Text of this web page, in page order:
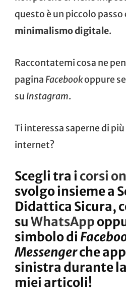
questo è un piccolo passo
minimalismo digitale.
Raccontatemi cosa ne
pagina Facebookoppure
su Instagram.
Ti interessa saperne di
internet?
Scegli tra i corsi
svolgo insieme a
Didattica Sicura,
suWhatsApp
simbolo di
Messengerche
sinistra durante
miei articoli!